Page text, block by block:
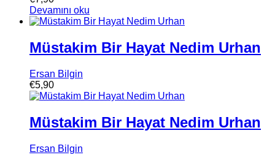
Devamını oku
Müstakim Bir Hayat Nedim Urhan
Ersan Bilgin
€5,90
Müstakim Bir Hayat Nedim Urhan
Ersan Bilgin